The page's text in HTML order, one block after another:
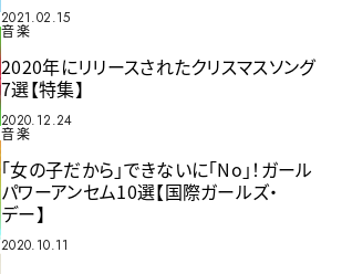
2021.02.15
音楽
2020年にリリースされたクリスマスソング
7選【特集】
2020.12.24
音楽
「女の子だから」できないに「No」！ガール
パワーアンセム10選【国際ガールズ・
デー】
2020.10.11